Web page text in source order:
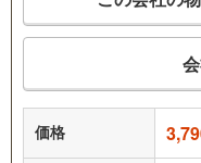
価格